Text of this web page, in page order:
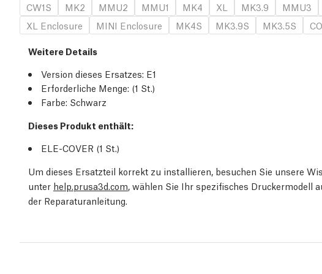
CW1S
MK2 MMU2 MMU1 MK4 XL MK3.9 MMU3
XL Enclosure
MINI Enclosure MK4S MK3.9S MK3.5S
Weitere Details
Version dieses Ersatzes: E1
Erforderliche Menge: (1 St.)
Farbe: Schwarz
Dieses Produkt enthält:
ELE-COVER (1 St.)
Um dieses Ersatzteil korrekt zu installieren, besuchen Sie unsere
unter help.prusa3d.com, wählen Sie Ihr spezifisches Druckermodell
der Reparaturanleitung.